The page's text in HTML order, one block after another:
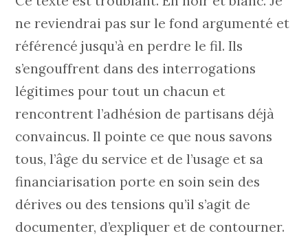
ne reviendrai pas sur le fond argumenté et
référencé jusqu’à en perdre le fil. Ils
s’engouffrent dans des interrogations
légitimes pour tout un chacun et
rencontrent l’adhésion de partisans déjà
convaincus. Il pointe ce que nous savons
tous, l’âge du service et de l’usage et sa
financiarisation porte en soin sein des
dérives ou des tensions qu’il s’agit de
documenter, d’expliquer et de contourner.